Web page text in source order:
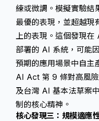
練或微調。模擬實驗結
最優的表現，並超越現
上的表現。這個發現在
部署的 AI 系統，可能
預期的應用場景中自
AI Act 第 9 條對高風
及台灣 AI 基本法草案
制的核心精神。
核心發現三：規模適應